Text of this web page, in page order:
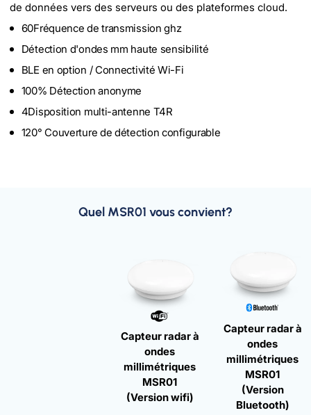
de données vers des serveurs ou des plateformes cloud.
60Fréquence de transmission ghz
Détection d'ondes mm haute sensibilité
BLE en option / Connectivité Wi-Fi
100% Détection anonyme
4Disposition multi-antenne T4R
120° Couverture de détection configurable
Quel MSR01 vous convient?
Capteur radar à
ondes
millimétriques
MSR01
(Version wifi)
Capteur radar à
ondes
millimétriques
MSR01
(Version
Bluetooth)